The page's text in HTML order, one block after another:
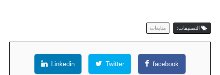
التصنيفات: متابعات
facebook
Twitter
Linkedin